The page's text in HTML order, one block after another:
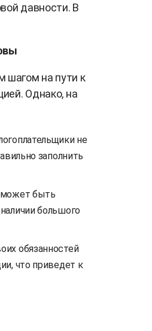
давности. В
шагом на пути к
Однако, на
не
заполнить
может быть
большого
обязанностей
что приведет к